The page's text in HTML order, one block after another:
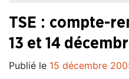
TSE : compte-
13 et 14
Publié le 15 décembre